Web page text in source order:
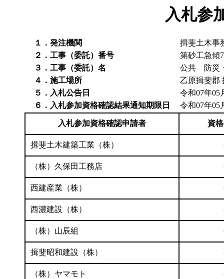
入札参
１．発注機関
揖斐土木事
２．工事（委託）番号
第砂工急傾
３．工事（委託）名
公共 防災
４．施工場所
乙原揖斐
５．入札公告日
令和07年05
６．入札参加資格確認結果通知期限日
令和07年05
入札参加資格確認申請者 資
揖斐土木建築工業（株）
（株）久保田工務店
西建産業（株）
西濃建設（株）
（株）山辰組
揖斐昭和建設（株）
（株）ヤマモト